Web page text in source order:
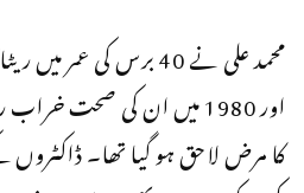
محمد علی نے 40 برس کی
اور 1980 میں ان کی صحت
کا مرض لاحق ہو گیا تھا۔ ڈاکٹروں